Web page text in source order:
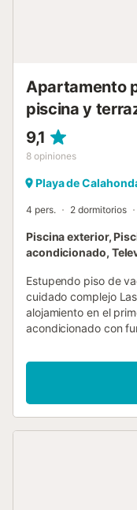
Apartamento
piscina y
9,1
8 opiniones
Playa de
4 pers. 2 dormitorios
Piscina exterior,
acondicionado,
Estupendo piso de
cuidado complejo
alojamiento en el
acondicionado con
totalmente equipada
lavadero
comedor con mesa
sillas, un aparador